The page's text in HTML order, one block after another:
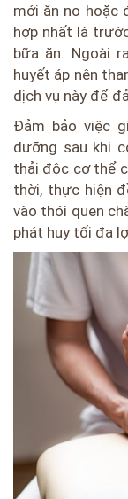
mới ăn no hoặc
hợp nhất là
bữa ăn. Ngoài
huyết áp nên
dịch vụ này để
Đảm bảo việc
dưỡng sau khi
thải độc cơ thể
thời, thực hiện
vào thói quen
phát huy tối đa